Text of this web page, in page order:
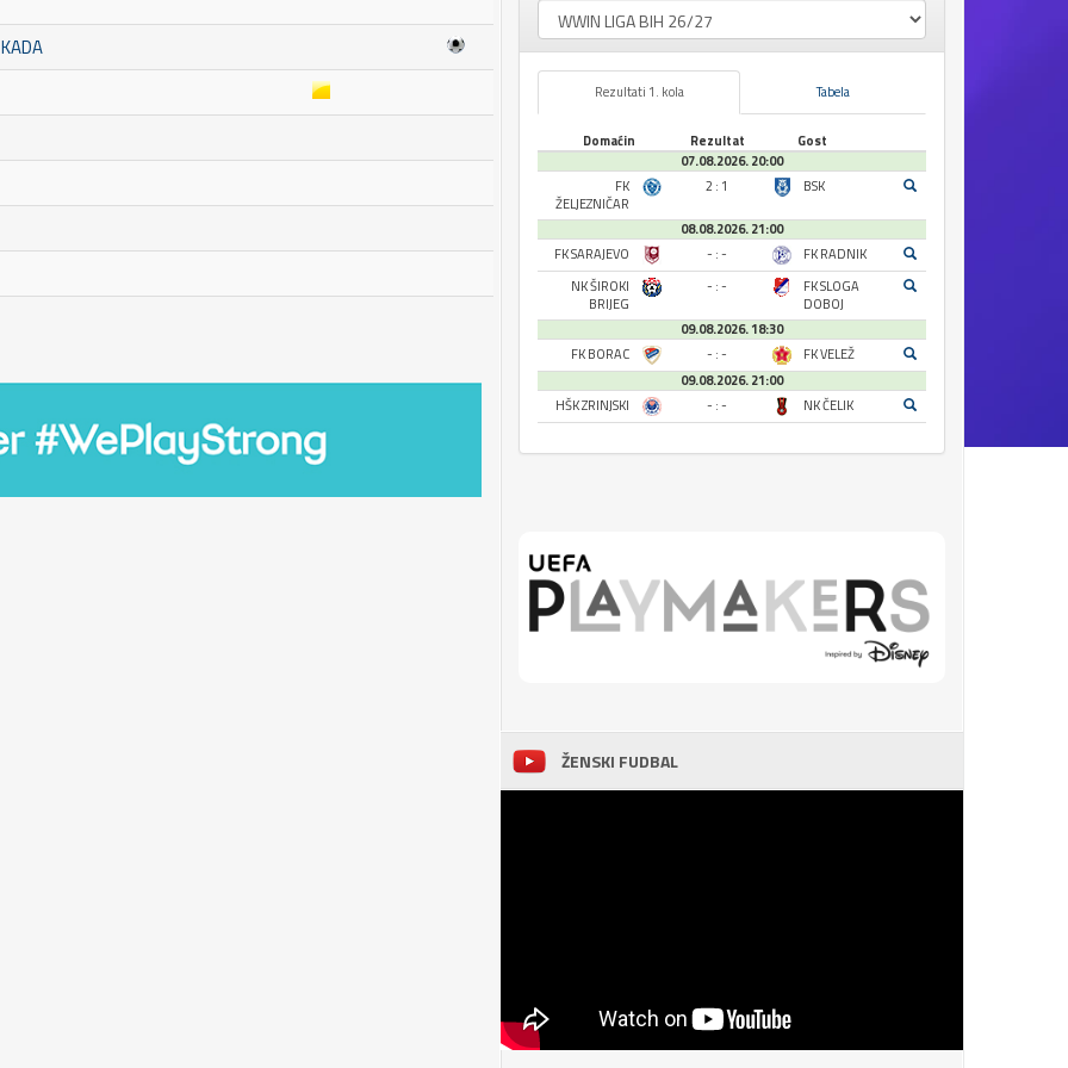
Rezultati 1. kola Tabela
Domaćin Rezultat
Gost
07.08.2026. 20:00
FK
ŽELJEZNIČAR
2 : 1 BSK
08.08.2026. 21:00
FK SARAJEVO
- : -
FK RADNIK
NK ŠIROKI
BRIJEG
- : -
FK SLOGA
DOBOJ
09.08.2026. 18:30
FK BORAC
- : -
FK VELEŽ
09.08.2026. 21:00
HŠK ZRINJSKI
- : - NK ČELIK
ŽENSKI FUDBAL